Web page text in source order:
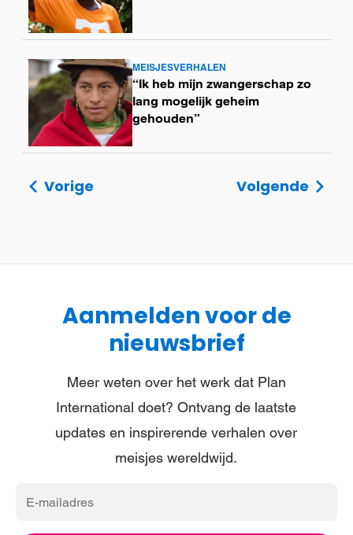
MEISJESVERHALEN
“Ik heb mijn zwangerschap zo
lang mogelijk geheim
gehouden”
Lees
meer
Vorige Volgende
Aanmelden voor de
nieuwsbrief
Meer weten over het werk dat Plan
International doet? Ontvang de laatste
updates en inspirerende verhalen over
meisjes wereldwijd.
E-